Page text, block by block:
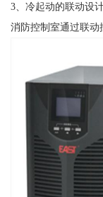
3、冷起动的联动设
消防控制室通过联动